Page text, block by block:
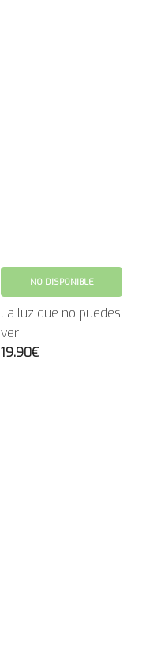
NO DISPONIBLE
La luz que no puedes
ver
19.90€